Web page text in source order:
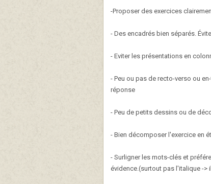
-Proposer des exercices
- Des encadrés bien séparés.
- Eviter les présentations en
- Peu ou pas de recto-verso ou
réponse
- Peu de petits dessins ou de
- Bien décomposer l'exercice en
- Surligner les mots-clés et
évidence.(surtout pas l'italique ->